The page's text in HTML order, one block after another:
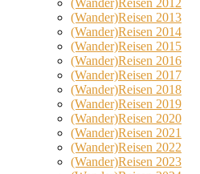
(Wander)Reisen 2013
(Wander)Reisen 2014
(Wander)Reisen 2015
(Wander)Reisen 2016
(Wander)Reisen 2017
(Wander)Reisen 2018
(Wander)Reisen 2019
(Wander)Reisen 2020
(Wander)Reisen 2021
(Wander)Reisen 2022
(Wander)Reisen 2023